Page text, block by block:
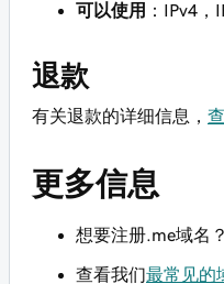
可以使用 ：IPv4，
退款
有关退款的详细信息，
更多信息
想要注册.me域名？
查看我们最常见的